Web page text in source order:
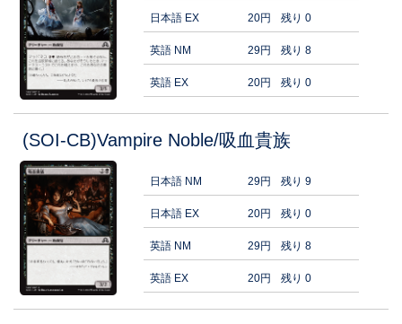
日本語 EX 20円 残り 0
英語 NM 29円 残り 8
英語 EX 20円 残り 0
(SOI-CB)Vampire Noble/吸血貴族
日本語 NM 29円 残り 9
日本語 EX 20円 残り 0
英語 NM 29円 残り 8
英語 EX 20円 残り 0